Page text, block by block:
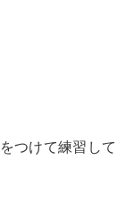
つけて練習して